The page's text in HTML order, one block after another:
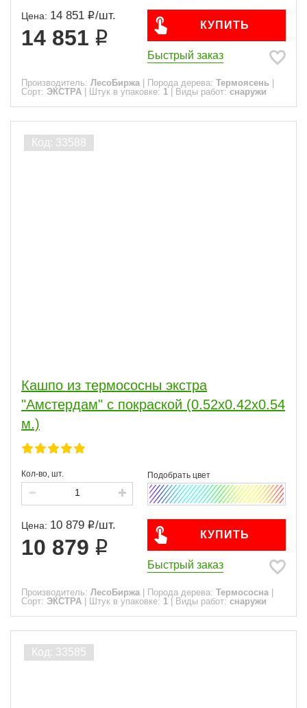
Цена: 14 851 /шт.
14 851
КУПИТЬ
Быстрый заказ
Производитель: ЛесоБиржа Порода дерева: Термоясень
Сорт: ЭКСТРА Штук в упаковке: 1 Виды работ: снаружи
Кашпо из термососны экстра
"Амстердам" с покраской (0.52х0.42х0.54
м.)
Кол-во, шт.
Цена: 10 879 /шт.
10 879
КУПИТЬ
Быстрый заказ
Производитель: ЛесоБиржа Порода дерева: Термососна
Сорт: ЭКСТРА Штук в упаковке: 1 Виды работ: снаружи